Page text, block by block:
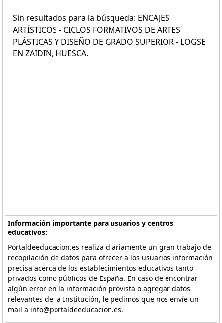
Sin resultados para la búsqueda: ENCAJES
ARTÍSTICOS - CICLOS FORMATIVOS DE ARTES
PLÁSTICAS Y DISEÑO DE GRADO SUPERIOR - LOGSE
EN ZAIDIN, HUESCA.
Información importante para usuarios y centros
educativos:
Portaldeeducacion.es realiza diariamente un gran trabajo de
recopilación de datos para ofrecer a los usuarios información
precisa acerca de los establecimientos educativos tanto
privados como públicos de España. En caso de encontrar
algún error en la información provista o agregar datos
relevantes de la Institución, le pedimos que nos envíe un
mail a info@portaldeeducacion.es.